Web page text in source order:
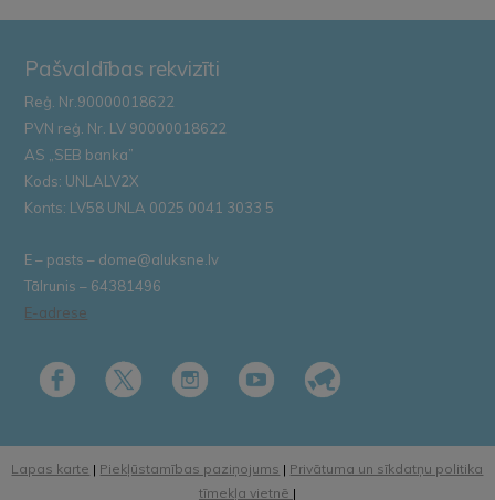
Pašvaldības rekvizīti
Reģ. Nr.90000018622
PVN reģ. Nr. LV 90000018622
AS „SEB banka”
Kods: UNLALV2X
Konts: LV58 UNLA 0025 0041 3033 5
E – pasts – dome@aluksne.lv
Tālrunis – 64381496
E-adrese
Lapas karte | Piekļūstamības paziņojums | Privātuma un sīkdatņu politika
tīmekļa vietnē |